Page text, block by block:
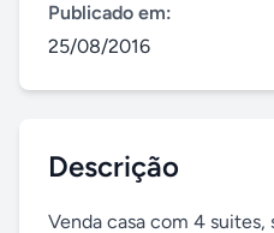
Publicado em:
25/08/2016
Descrição
Venda casa com 4 suites,